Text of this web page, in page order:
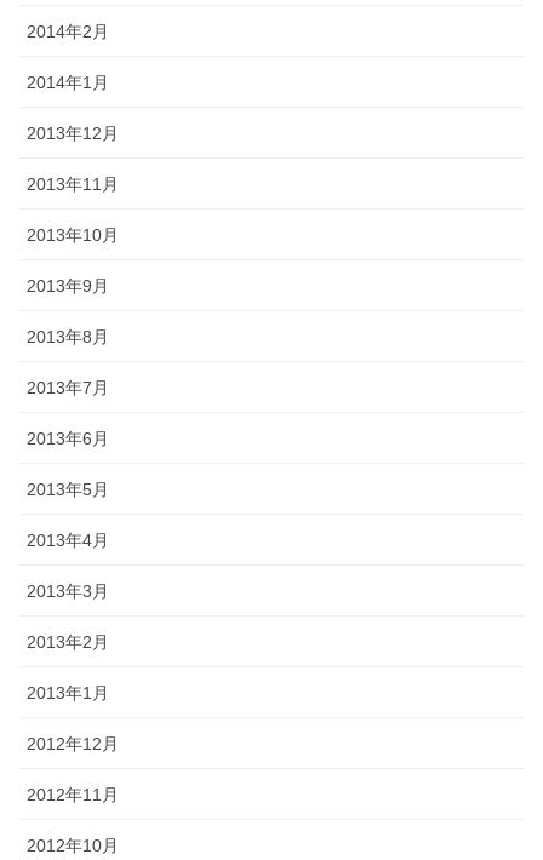
2014年2月
2014年1月
2013年12月
2013年11月
2013年10月
2013年9月
2013年8月
2013年7月
2013年6月
2013年5月
2013年4月
2013年3月
2013年2月
2013年1月
2012年12月
2012年11月
2012年10月